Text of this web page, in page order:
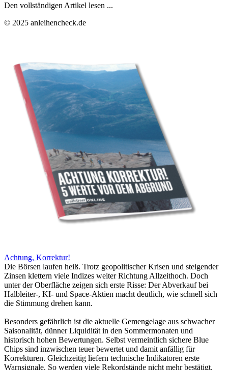
Den vollständigen Artikel lesen ...
© 2025 anleihencheck.de
Achtung, Korrektur!
Die Börsen laufen heiß. Trotz geopolitischer Krisen und steigender
Zinsen klettern viele Indizes weiter Richtung Allzeithoch. Doch
unter der Oberfläche zeigen sich erste Risse: Der Abverkauf bei
Halbleiter-, KI- und Space-Aktien macht deutlich, wie schnell sich
die Stimmung drehen kann.
Besonders gefährlich ist die aktuelle Gemengelage aus schwacher
Saisonalität, dünner Liquidität in den Sommermonaten und
historisch hohen Bewertungen. Selbst vermeintlich sichere Blue
Chips sind inzwischen teuer bewertet und damit anfällig für
Korrekturen. Gleichzeitig liefern technische Indikatoren erste
Warnsignale. So werden viele Rekordstände nicht mehr bestätigt.